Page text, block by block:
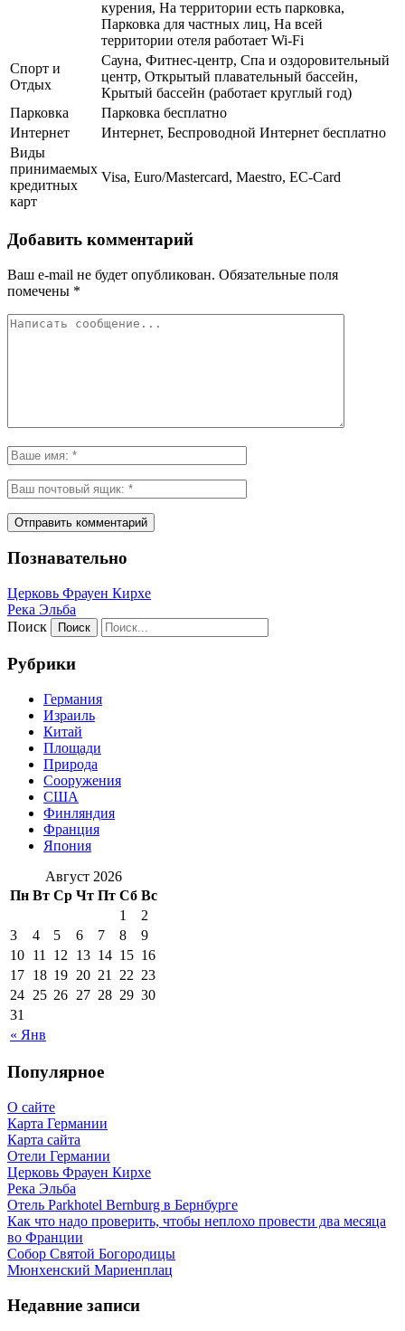
курения, На территории есть парковка,
Парковка для частных лиц, На всей
территории отеля работает Wi-Fi
Спорт и
Отдых
Сауна, Фитнес-центр, Спа и оздоровительный
центр, Открытый плавательный бассейн,
Крытый бассейн (работает круглый год)
Парковка
Парковка бесплатно
Интернет
Интернет, Беспроводной Интернет бесплатно
Виды
принимаемых
кредитных
карт
Visa, Euro/Mastercard, Maestro, EC-Card
Добавить комментарий
Ваш e-mail не будет опубликован. Обязательные поля
помечены *
Познавательно
Церковь Фрауен Кирхе
Река Эльба
Поиск
Рубрики
Германия
Израиль
Китай
Площади
Природа
Сооружения
США
Финляндия
Франция
Япония
Август 2026
Пн Вт Ср Чт Пт Сб Вс
« Янв
1
2
3
4 5 6 7 8
9
10 11 12 13 14 15 16
17 18 19 20 21 22 23
24 25 26 27 28 29 30
31
Популярное
О сайте
Карта Германии
Карта сайта
Отели Германии
Церковь Фрауен Кирхе
Река Эльба
Отель Parkhotel Bernburg в Бернбурге
Как что надо проверить, чтобы неплохо провести два месяца
во Франции
Собор Святой Богородицы
Мюнхенский Мариенплац
Недавние записи